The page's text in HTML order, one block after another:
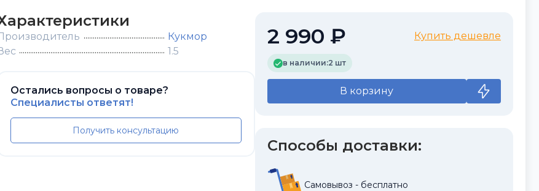
Кукмор
1.5
Остались вопросы о товаре?
Специалисты ответят!
Получить консультацию
2 990 ₽ Купить дешевле
в наличии:2 шт
В корзину
Способы доставки:
Самовывоз - бесплатно